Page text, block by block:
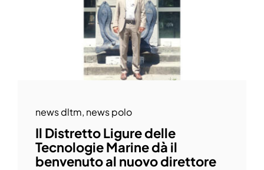
news dltm, news polo
Il Distretto Ligure delle
Tecnologie Marine dà il
benvenuto al nuovo direttore